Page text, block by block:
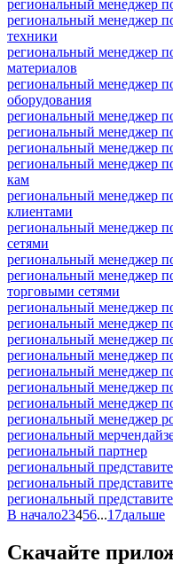
региональный менеджер
региональный менеджер
техники
региональный менеджер
материалов
региональный менеджер
оборудования
региональный менеджер
региональный менеджер
региональный менеджер
региональный менеджер
кам
региональный менеджер
клиентами
региональный менеджер
сетями
региональный менеджер
региональный менеджер
торговыми сетями
региональный менеджер
региональный менеджер
региональный менеджер
региональный менеджер
региональный менеджер
региональный менеджер
региональный менеджер
региональный менеджер
региональный
региональный партнер
региональный
региональный
региональный
В начало23456...17дальше
Скачайте